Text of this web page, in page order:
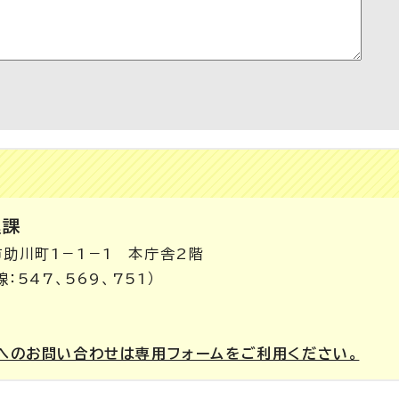
川町1－1－1 本庁舎2階
547、569、751）
お問い合わせは専用フォームをご利用ください。